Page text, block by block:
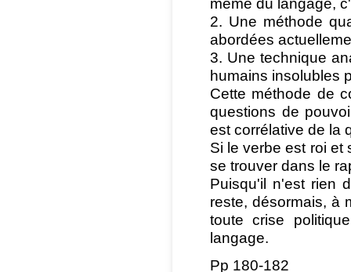
2. Une méthode
abordées
3. Une technique
humains insolubles
Cette méthode de
questions de
est corrélative de la
Si le verbe est roi et
se trouver dans le
Puisqu'il n'est rien
reste, désormais, à
toute crise
langage.
Pp 180-182